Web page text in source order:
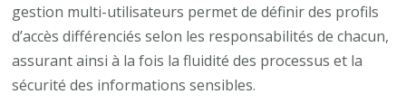
gestion multi-utilisateurs permet de définir des profils
d’accès différenciés selon les responsabilités de chacun,
assurant ainsi à la fois la fluidité des processus et la
sécurité des informations sensibles.